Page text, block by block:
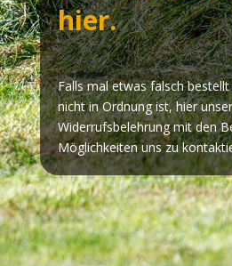
hier.
Falls mal etwas falsch
nicht in Ordnung ist, hier
Widerrufsbelehrung mit den
Möglichkeiten uns zu